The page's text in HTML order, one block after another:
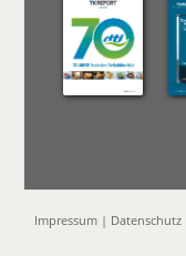
Impressum | Datenschutz